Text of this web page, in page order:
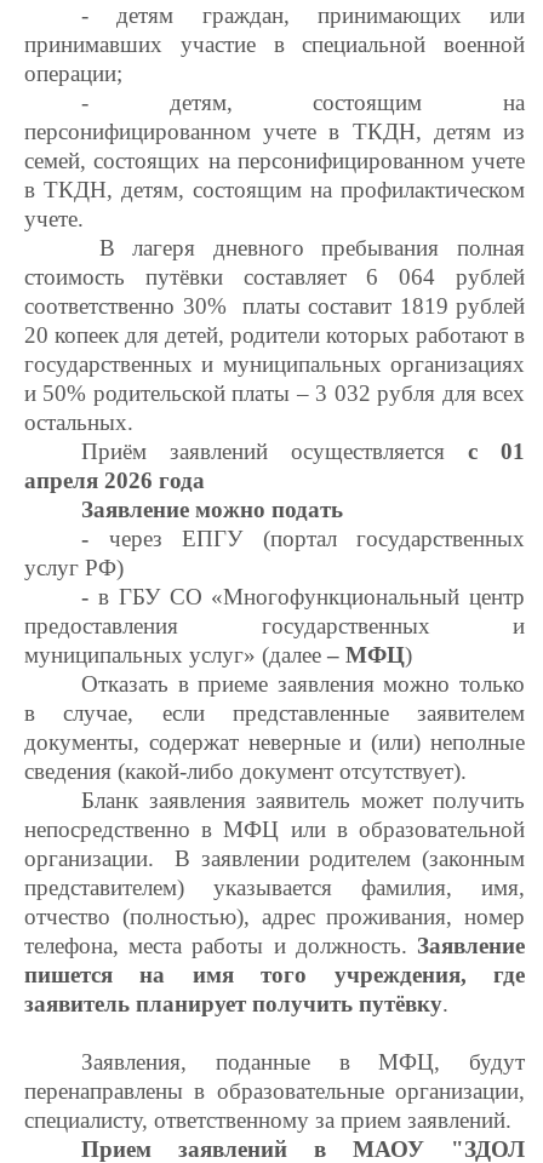
- детям граждан, принимающих или
принимавших участие в специальной военной
операции;
- детям, состоящим на
персонифицированном учете в ТКДН, детям из
семей, состоящих на персонифицированном учете
в ТКДН, детям, состоящим на профилактическом
учете.
В лагеря дневного пребывания полная
стоимость путёвки составляет 6 064 рублей
соответственно 30% платы составит 1819 рублей
20 копеек для детей, родители которых работают в
государственных и муниципальных организациях
и 50% родительской платы – 3 032 рубля для всех
остальных.
Приём заявлений осуществляетсяс 01
апреля 2026 года
Заявление можно подать
- через ЕПГУ (портал государственных
услуг РФ)
-в ГБУ СО «Многофункциональный центр
предоставления государственных и
муниципальных услуг» (далее – МФЦ)
Отказать в приеме заявления можно только
в случае, если представленные заявителем
документы, содержат неверные и (или) неполные
сведения (какой-либо документ отсутствует).
Бланк заявления заявитель может получить
непосредственно в МФЦ или в образовательной
организации. В заявлении родителем (законным
представителем) указывается фамилия, имя,
отчество (полностью), адрес проживания, номер
телефона, места работы и должность. Заявление
пишется на имя того учреждения, где
заявитель планирует получить путёвку.
Заявления, поданные в МФЦ, будут
перенаправлены в образовательные организации,
специалисту, ответственному за прием заявлений.
Прием заявлений в МАОУ "ЗДОЛ